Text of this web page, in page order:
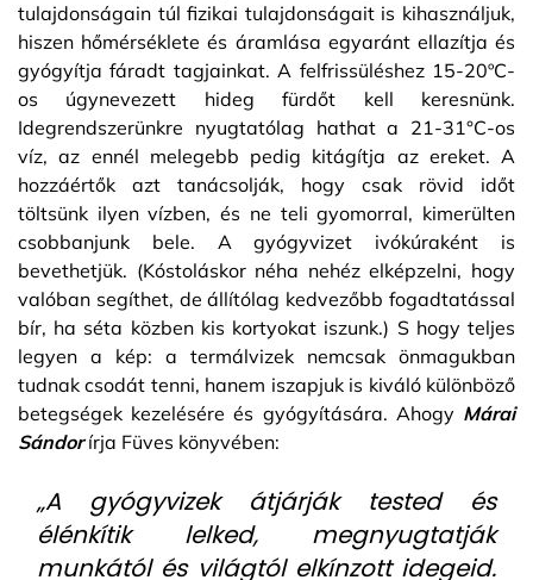
tulajdonságain túl fizikai tulajdonságait is kihasználjuk,
hiszen hőmérséklete és áramlása egyaránt ellazítja és
gyógyítja fáradt tagjainkat. A felfrissüléshez 15-20ºC-
os úgynevezett hideg fürdőt kell keresnünk.
Idegrendszerünkre nyugtatólag hathat a 21-31°C-os
víz, az ennél melegebb pedig kitágítja az ereket. A
hozzáértők azt tanácsolják, hogy csak rövid időt
töltsünk ilyen vízben, és ne teli gyomorral, kimerülten
csobbanjunk bele. A gyógyvizet ivókúraként is
bevethetjük. (Kóstoláskor néha nehéz elképzelni, hogy
valóban segíthet, de állítólag kedvezőbb fogadtatással
bír, ha séta közben kis kortyokat iszunk.) S hogy teljes
legyen a kép: a termálvizek nemcsak önmagukban
tudnak csodát tenni, hanem iszapjuk is kiváló különböző
betegségek kezelésére és gyógyítására. Ahogy Márai
Sándorírja Füves könyvében:
„A gyógyvizek átjárják tested és
élénkítik lelked, megnyugtatják
munkától és világtól elkínzott idegeid.